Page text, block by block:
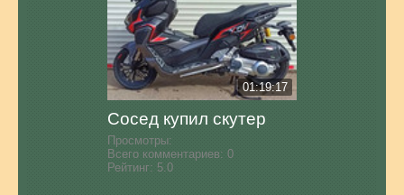
01:19:17
Сосед купил скутер
Просмотры:
Всего комментариев: 0
Рейтинг: 5.0